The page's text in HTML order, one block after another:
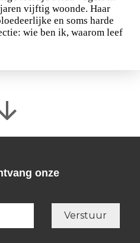
vijftig woonde. Haar
en soms harde
wie ben ik, waarom leef
onze